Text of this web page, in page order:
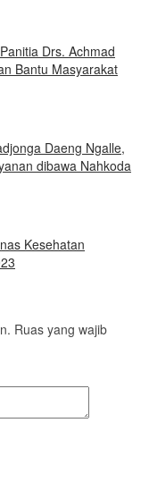
Drs. Achmad
Bantu Masyarakat
Daeng Ngalle,
dibawa Nahkoda
Kesehatan
Ruas yang wajib